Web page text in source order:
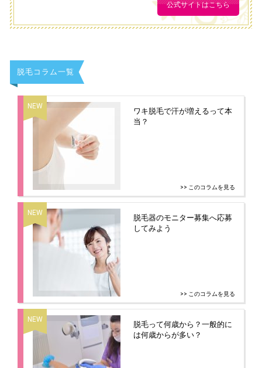
公式サイトはこちら
脱毛コラム一覧
ワキ脱毛で汗が増えるって本
当？
>> このコラムを見る
脱毛器のモニター募集へ応募
してみよう
>> このコラムを見る
脱毛って何歳から？一般的に
は何歳からが多い？